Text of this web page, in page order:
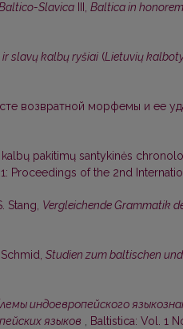
Slavica III, Baltica in
slavų kalbų ryšiai (Lietuvių
возвратной морфемы и ее
kalbų pakitimų santykinės
Proceedings of the 2nd
Stang, Vergleichende Grammatik
Studien zum baltischen
индоевропейского
языков , Baltistica: Vol. 1